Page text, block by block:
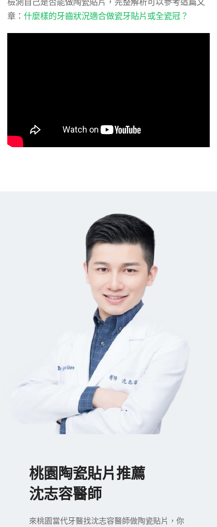
章： 什麼樣的牙齒狀況適合做瓷牙貼片或全瓷冠？
桃園陶瓷貼片推薦
沈志容醫師
來桃園當代牙醫找沈志容醫師做陶瓷貼片，你